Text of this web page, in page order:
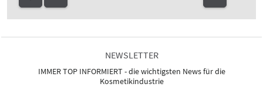
NEWSLETTER
IMMER TOP INFORMIERT - die wichtigsten News für die
Kosmetikindustrie